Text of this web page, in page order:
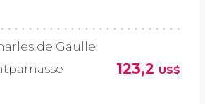
de Gaulle
123,2 US$